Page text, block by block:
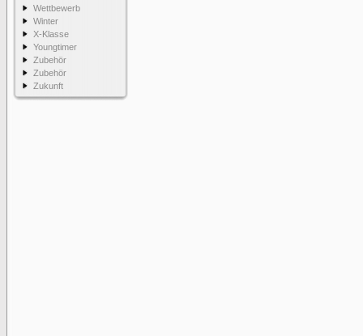
Wettbewerb
Winter
X-Klasse
Youngtimer
Zubehör
Zubehör
Zukunft